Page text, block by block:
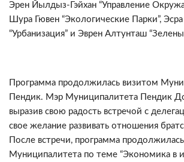
Эрен Йылдыз-Гэйхан “Управление
Шура Гювен “Экологические Парки”,
“Урбанизация” и Эврен Алтунташ
Программа продолжилась визитом
Пендик. Мэр Муниципалитета Пендик
выразив свою радость встречой с
своe желание развивать отношения
После встречи, программа
Муниципалитета по теме “Экономика в